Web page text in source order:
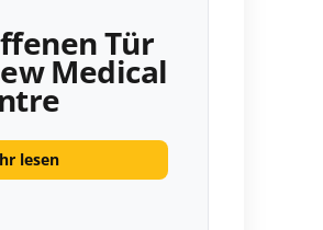
Tür
Medical
lesen